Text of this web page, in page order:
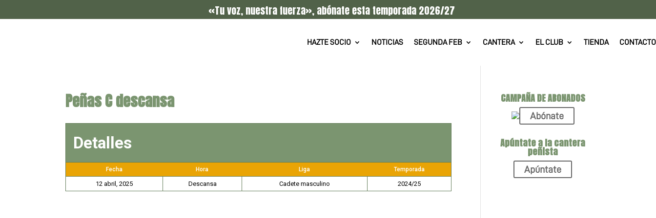
«Tu voz, nuestra fuerza», abónate esta temporada 2026/27
HAZTE SOCIO NOTICIAS SEGUNDA FEB CANTERA EL CLUB TIENDA CONTACTO
Peñas C descansa
Detalles
Fecha Hora Liga Temporada
12 abril, 2025 Descansa Cadete masculino 2024/25
CAMPAÑA DE ABONADOS
Abónate
Apúntate a la cantera
peñista
Apúntate